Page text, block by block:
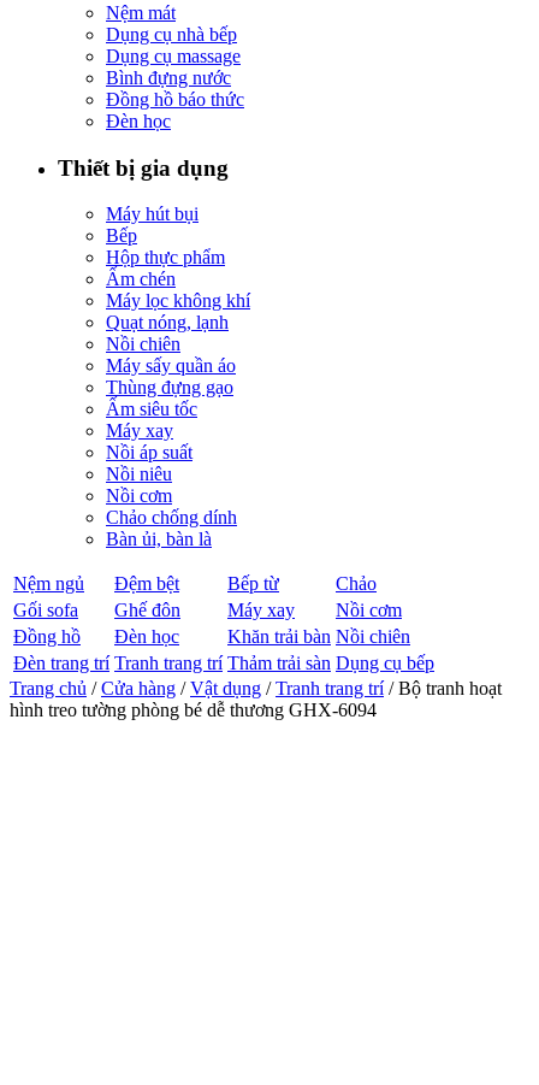
Nệm mát
Dụng cụ nhà bếp
Dụng cụ massage
Bình đựng nước
Đồng hồ báo thức
Đèn học
Thiết bị gia dụng
Máy hút bụi
Bếp
Hộp thực phẩm
Ấm chén
Máy lọc không khí
Quạt nóng, lạnh
Nồi chiên
Máy sấy quần áo
Thùng đựng gạo
Ấm siêu tốc
Máy xay
Nồi áp suất
Nồi niêu
Nồi cơm
Chảo chống dính
Bàn ủi, bàn là
Nệm ngủ Đệm bệt Bếp từ
Chảo
Gối sofa
Ghế đôn Máy xay
Nồi cơm
Đồng hồ
Đèn học Khăn trải bàn Nồi chiên
Đèn trang trí Tranh trang trí Thảm trải sàn Dụng cụ bếp
Trang chủ /Cửa hàng /Vật dụng /Tranh trang trí/ Bộ tranh hoạt
hình treo tường phòng bé dễ thương GHX-6094